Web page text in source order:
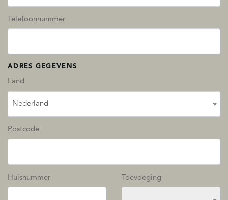
Telefoonnummer
ADRES GEGEVENS
Land
Nederland
Postcode
Huisnummer Toevoeging